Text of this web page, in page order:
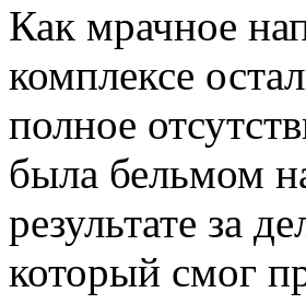
Как мрачное
комплексе
полное
была бельмом
результате за
который смог